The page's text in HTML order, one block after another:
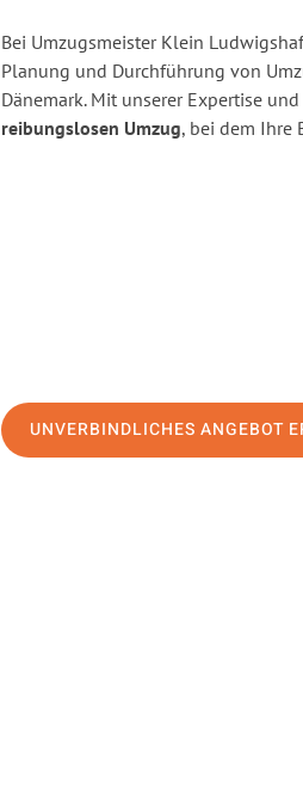
Bei Umzugsmeister Klein
Planung und Durchführung von
Dänemark. Mit unserer Expertise
reibungslosen Umzug, bei dem Ihre
UNVERBINDLICHES ANGEBOT